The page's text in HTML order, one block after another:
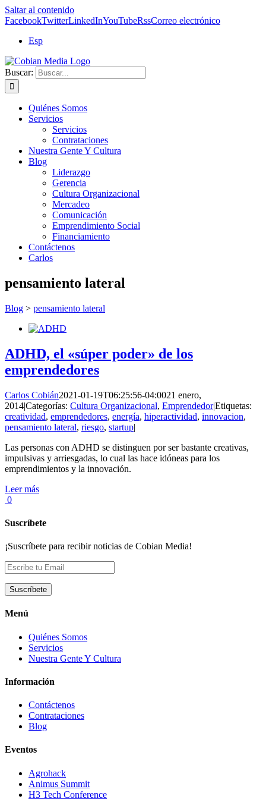
Saltar al contenido
FacebookTwitterLinkedInYouTubeRssCorreo electrónico
Esp
Buscar:
Quiénes Somos
Servicios
Servicios
Contrataciones
Nuestra Gente Y Cultura
Blog
Liderazgo
Gerencia
Cultura Organizacional
Mercadeo
Comunicación
Emprendimiento Social
Financiamiento
Contáctenos
Carlos
pensamiento lateral
Blog > pensamiento lateral
ADHD, el «súper poder» de los
emprendedores
Carlos Cobián2021-01-19T06:25:56-04:0021 enero,
2014|Categorías: Cultura Organizacional, Emprendedor|Etiquetas:
creatividad, emprendedores, energía, hiperactividad, innovacion,
pensamiento lateral, riesgo, startup|
Las personas con ADHD se distinguen por ser bastante creativas,
impulsivas y arriesgadas, lo cual las hace idóneas para los
emprendimientos y la innovación.
Leer más
0
Suscríbete
¡Suscríbete para recibir noticias de Cobian Media!
Menú
Quiénes Somos
Servicios
Nuestra Gente Y Cultura
Información
Contáctenos
Contrataciones
Blog
Eventos
Agrohack
Animus Summit
H3 Tech Conference